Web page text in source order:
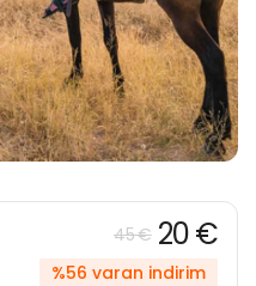
45 € 20 €
%56 varan indirim